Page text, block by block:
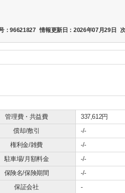
：96621827 情報更新日：2026年07月29日
管理費・共益費
337,612円
償却/敷引
-/-
権利金/雑費
-/-
駐車場/月額料金
-/-
保険名/保険期間
-/-
保証会社 -